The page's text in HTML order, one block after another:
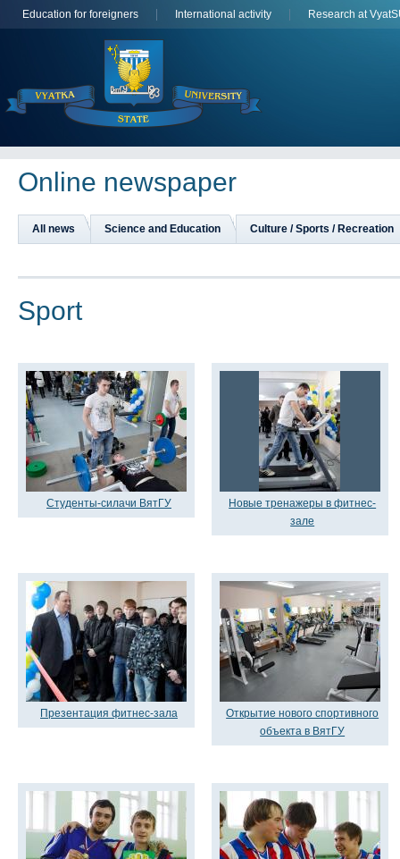
Education for foreigners International activity Research at
Online newspaper
All news Science and Education Culture / Sports / Recreation
Sport
Студенты-силачи ВятГУ
Новые тренажеры в фитнес-
зале
Презентация фитнес-зала
Открытие нового спортивного
объекта в ВятГУ